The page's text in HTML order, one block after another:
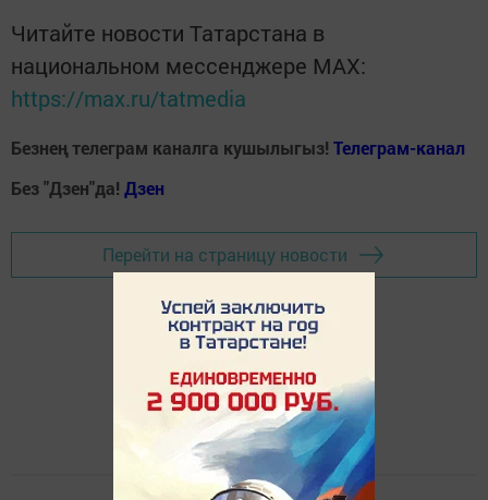
Читайте новости Татарстана в
национальном мессенджере MАХ:
https://max.ru/tatmedia
Безнең телеграм каналга кушылыгыз! Телеграм-канал
Без "Дзен"да! Дзен
Перейти на страницу новости